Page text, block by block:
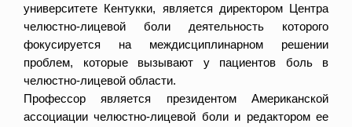
университете Кентукки, является директором Центра
челюстно-лицевой боли деятельность которого
фокусируется на междисциплинарном решении
проблем, которые вызывают у пациентов боль в
челюстно-лицевой области.
Профессор является президентом Американской
ассоциации челюстно-лицевой боли и редактором ее